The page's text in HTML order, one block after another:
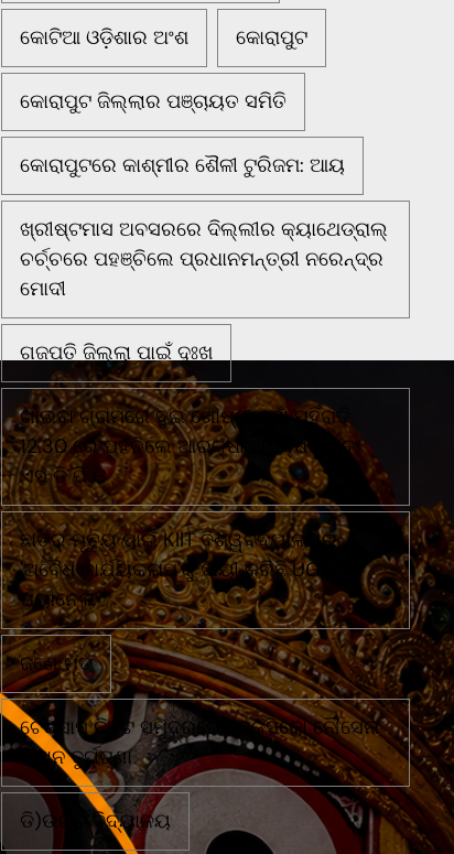
କୋଟିଆ ଓଡ଼ିଶାର ଅଂଶ କୋରାପୁଟ
କୋରାପୁଟ ଜିଲ୍ଲାର ପଞ୍ଚାୟତ ସମିତି
କୋରାପୁଟରେ କାଶ୍ମୀର ଶୈଳୀ ଟୁରିଜମ: ଆୟ
ଖ୍ରୀଷ୍ଟମାସ ଅବସରରେ ଦିଲ୍ଲୀର କ୍ୟାଥେଡ୍ରାଲ୍
ଚର୍ଚ୍ଚରେ ପହଞ୍ଚିଲେ ପ୍ରଧାନମନ୍ତ୍ରୀ ନରେନ୍ଦ୍ର
ମୋଦୀ
ଗଜପତି ଜିଲ୍ଲା ପାଇଁ ଦୁଃଖ
ଗାଇବା ଗ୍ରାମରେ ଦୁଇ ଗୋଷ୍ଠୀ ମୁହାଁ ମୁହିଁରାତି
12.30 ରେ ପହଁଚିଲେ ଆରକ୍ଷୀ ଅଧିକ୍ଷକ ଏବଂ
ଏସ ଡି ପି ଓ
ଛାତ୍ର ମୃତ୍ୟୁ ପାଇଁ KIIT ବିଶ୍ୱବିଦ୍ୟାଳୟର
'ଅବୈଧ କାର୍ଯ୍ୟକଳାପ'କୁ ଦାୟୀ କରିଛି UGC
ପ୍ୟାନେଲ
ଜଣେ ମୃତ
ଟେକ୍ସାସ ନିକଟ ସମୁଦ୍ରରେ ମେକ୍ସିକୋ ନୌସେନା
ବିମାନ ଦୁର୍ଘଟଣା
ଡି)ଉଚ୍ଚ ବିଦ୍ୟାଳୟ